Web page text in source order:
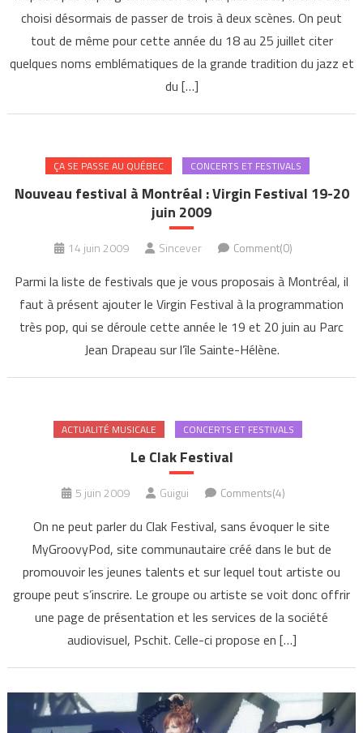
choisi désormais de passer de trois à deux scènes. On peut
tout de même pour cette année du 18 au 25 juillet citer
quelques noms emblématiques de la grande tradition du jazz et
du […]
ÇA SE PASSE AU QUÉBEC CONCERTS ET FESTIVALS
Nouveau festival à Montréal : Virgin Festival 19-20
juin 2009
14 juin 2009 Sincever Comment(0)
Parmi la liste de festivals que je vous proposais à Montréal, il
faut à présent ajouter le Virgin Festival à la programmation
très pop, qui se déroule cette année le 19 et 20 juin au Parc
Jean Drapeau sur l’île Sainte-Hélène.
ACTUALITÉ MUSICALE CONCERTS ET FESTIVALS
Le Clak Festival
5 juin 2009 Guigui Comments(4)
On ne peut parler du Clak Festival, sans évoquer le site
MyGroovyPod, site communautaire créé dans le but de
promouvoir les jeunes talents et sur lequel tout artiste ou
groupe peut s’inscrire. Le groupe ou artiste se voit donc offrir
une page de présentation et les services de la société
audiovisuel, Pschit. Celle-ci propose en […]